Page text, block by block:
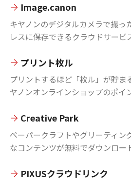
Image.canon
キヤノンのデジタルカメラで撮っ
レスに保存できるクラウドサービ
プリント枚ル
プリントするほど「枚ル」が貯ま
ヤノンオンラインショップのポイ
Creative Park
ペーパークラフトやグリーティン
なコンテンツが無料でダウンロー
PIXUSクラウドリンク